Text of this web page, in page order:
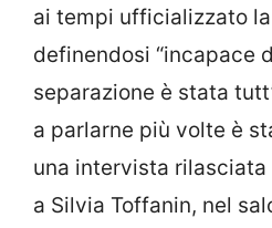
ai tempi ufficializzato
definendosi “incapace
separazione è stata
a parlarne più volte è
una intervista
a Silvia Toffanin, nel